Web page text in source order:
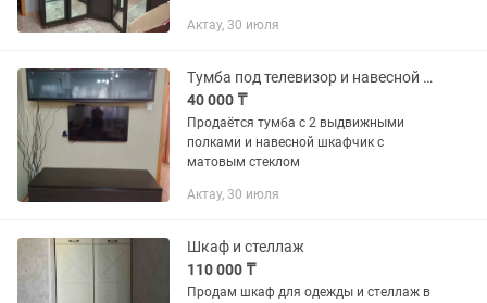
Актау, 30 июля
Тумба под телевизор и навесной шкафчик
40 000 ₸
Продаётся тумба с 2 выдвижными
полками и навесной шкафчик с
матовым стеклом
Актау, 30 июля
Шкаф и стеллаж
110 000 ₸
Продам шкаф для одежды и стеллаж в